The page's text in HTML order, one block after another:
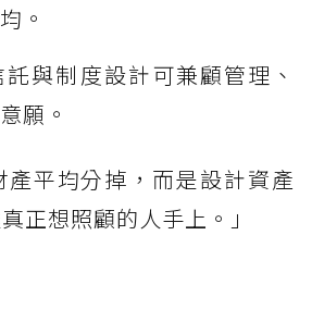
。
託與制度設計可兼顧管理、
願。
產平均分掉，而是設計資產
正想照顧的人手上。」